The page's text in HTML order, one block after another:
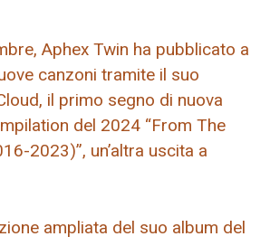
Aphex Twin ha pubblicato a
canzoni tramite il suo
il primo segno di nuova
del 2024 “From The
2023)”, un’altra uscita a
ampliata del suo album del